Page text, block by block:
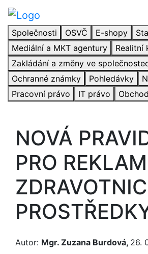
Společnosti OSVČ E-shopy
Mediální a MKT agentury
Realitní
Zakládání a změny ve
Ochranné známky
Pohledávky
Pracovní právo
IT právo
NOVÁ
PRO
Autor: Mgr. Zuzana Burdová, 26.